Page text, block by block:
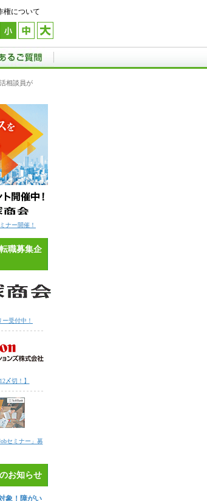
権について
相談員が
ナー開催！
職募集企
受付中！
〆切！】
セミナー」募
お知らせ
象！障がい